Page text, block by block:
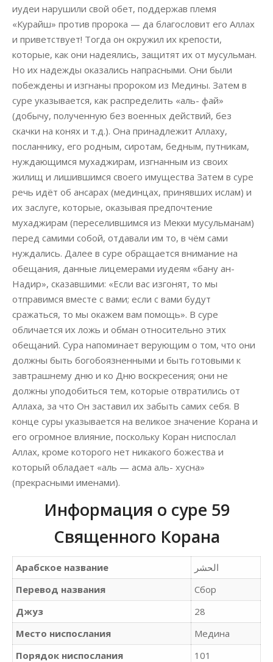
иудеи нарушили свой обет, поддержав племя
«Курайш» против пророка — да благословит его Аллах
и приветствует! Тогда он окружил их крепости,
которые, как они надеялись, защитят их от мусульман.
Но их надежды оказались напрасными. Они были
побеждены и изгнаны пророком из Медины. Затем в
суре указывается, как распределить «аль- фай»
(добычу, полученную без военных действий, без
скачки на конях и т.д.). Она принадлежит Аллаху,
посланнику, его родным, сиротам, бедным, путникам,
нуждающимся мухаджирам, изгнанным из своих
жилищ и лишившимся своего имущества Затем в суре
речь идёт об ансарах (мединцах, принявших ислам) и
их заслуге, которые, оказывая предпочтение
мухаджирам (переселившимся из Мекки мусульманам)
перед самими собой, отдавали им то, в чём сами
нуждались. Далее в суре обращается внимание на
обещания, данные лицемерами иудеям «бану ан-
Надир», сказавшими: «Если вас изгонят, то мы
отправимся вместе с вами; если с вами будут
сражаться, то мы окажем вам помощь». В суре
обличается их ложь и обман относительно этих
обещаний. Сура напоминает верующим о том, что они
должны быть богобоязненными и быть готовыми к
завтрашнему дню и ко Дню воскресения; они не
должны уподобиться тем, которые отвратились от
Аллаха, за что Он заставил их забыть самих себя. В
конце суры указывается на великое значение Корана и
его огромное влияние, поскольку Коран ниспослал
Аллах, кроме которого нет никакого божества и
который обладает «аль — асма аль- хусна»
(прекрасными именами).
Информация о суре 59
Священного Корана
Арабское название
Перевод названия
Сбор
Джуз
28
Место ниспослания
Медина
Порядок ниспослания
101